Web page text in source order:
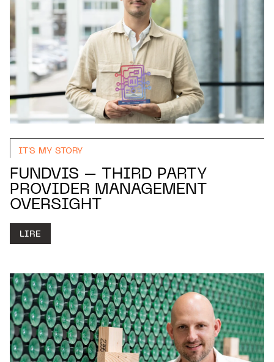
IT'S MY STORY
FUNDVIS – THIRD PARTY
PROVIDER MANAGEMENT
OVERSIGHT
LIRE